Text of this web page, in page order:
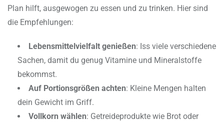
Plan hilft, ausgewogen zu essen und zu trinken. Hier sind
die Empfehlungen:
Lebensmittelvielfalt genießen: Iss viele verschiedene
Sachen, damit du genug Vitamine und Mineralstoffe
bekommst.
Auf Portionsgrößen achten: Kleine Mengen halten
dein Gewicht im Griff.
Vollkorn wählen: Getreideprodukte wie Brot oder